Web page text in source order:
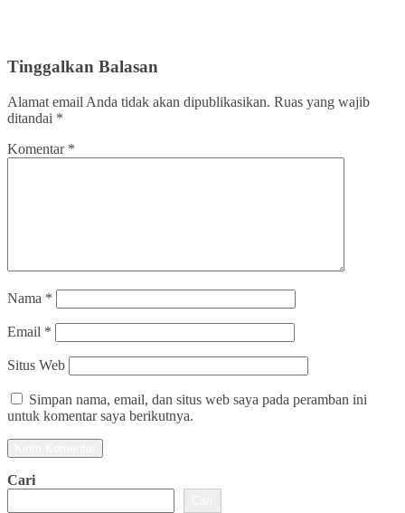
Tinggalkan Balasan
Alamat email Anda tidak akan dipublikasikan. Ruas yang wajib
ditandai *
Komentar *
Nama *
Email *
Situs Web
Simpan nama, email, dan situs web saya pada peramban ini
untuk komentar saya berikutnya.
Cari